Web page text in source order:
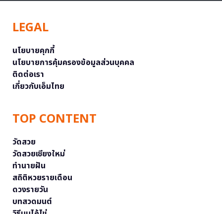
LEGAL
นโยบายคุกกี้
นโยบายการคุ้มครองข้อมูลส่วนบุคคล
ติดต่อเรา
เกี่ยวกับเอ็มไทย
TOP CONTENT
วัดสวย
วัดสวยเชียงใหม่
ทำนายฝัน
สถิติหวยรายเดือน
ดวงรายวัน
บทสวดมนต์